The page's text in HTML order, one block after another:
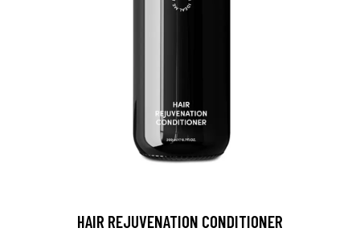
HAIR REJUVENATION CONDITIONER